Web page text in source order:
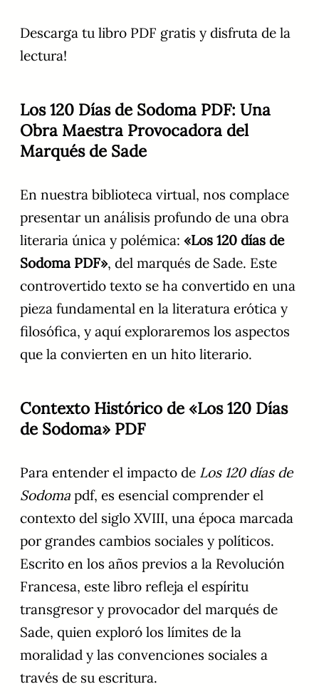
Descarga tu libro PDF gratis y disfruta de la
lectura!
Los 120 Días de Sodoma PDF: Una
Obra Maestra Provocadora del
Marqués de Sade
En nuestra biblioteca virtual, nos complace
presentar un análisis profundo de una obra
literaria única y polémica: «Los 120 días de
Sodoma PDF», del marqués de Sade. Este
controvertido texto se ha convertido en una
pieza fundamental en la literatura erótica y
filosófica, y aquí exploraremos los aspectos
que la convierten en un hito literario.
Contexto Histórico de «Los 120 Días
de Sodoma» PDF
Para entender el impacto de Los 120 días de
Sodoma pdf, es esencial comprender el
contexto del siglo XVIII, una época marcada
por grandes cambios sociales y políticos.
Escrito en los años previos a la Revolución
Francesa, este libro refleja el espíritu
transgresor y provocador del marqués de
Sade, quien exploró los límites de la
moralidad y las convenciones sociales a
través de su escritura.